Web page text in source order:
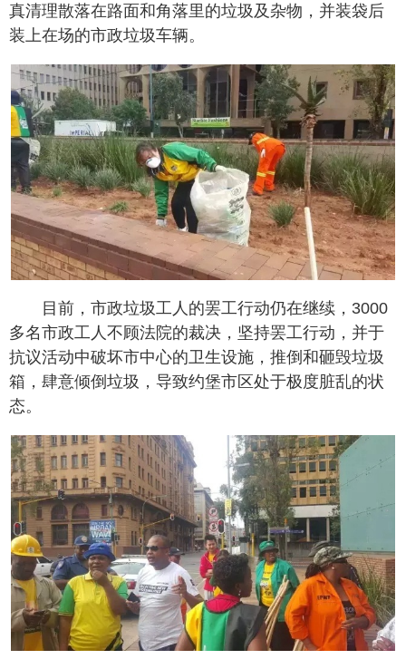
真清理散落在路面和角落里的垃圾及杂物，并装袋后
装上在场的市政垃圾车辆。
目前，市政垃圾工人的罢工行动仍在继续，3000
多名市政工人不顾法院的裁决，坚持罢工行动，并于
抗议活动中破坏市中心的卫生设施，推倒和砸毁垃圾
箱，肆意倾倒垃圾，导致约堡市区处于极度脏乱的状
态。